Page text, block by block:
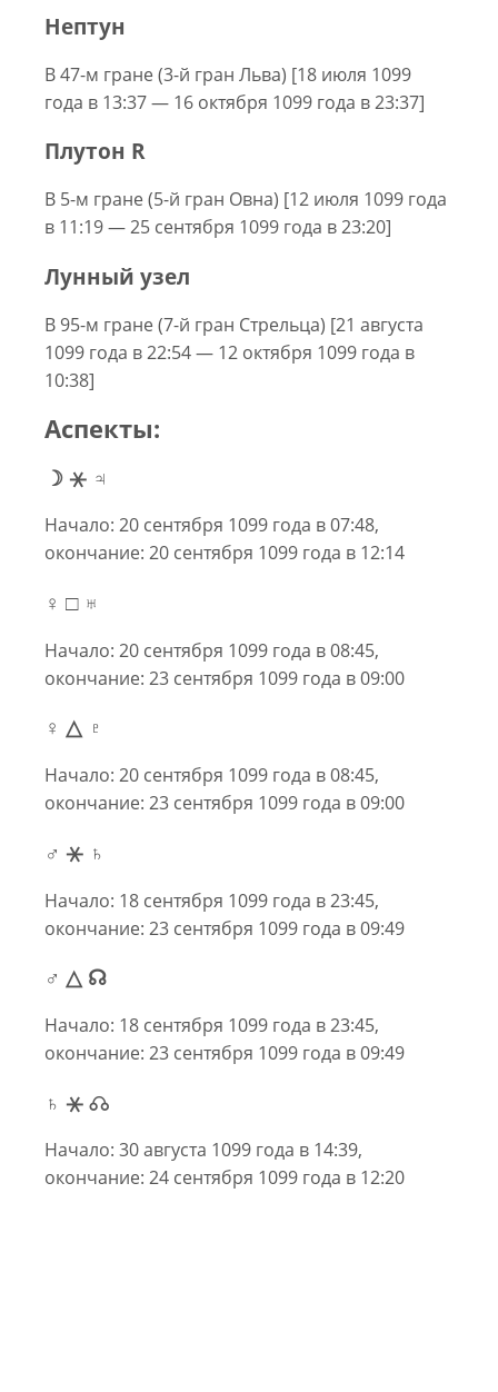
Нептун
В 47-м гране (3-й гран Льва) [18 июля 1099
года в 13:37 — 16 октября 1099 года в 23:37]
Плутон R
В 5-м гране (5-й гран Овна) [12 июля 1099 года
в 11:19 — 25 сентября 1099 года в 23:20]
Лунный узел
В 95-м гране (7-й гран Стрельца) [21 августа
1099 года в 22:54 — 12 октября 1099 года в
10:38]
Аспекты:
☽ ⚹ ♃
Начало: 20 сентября 1099 года в 07:48,
окончание: 20 сентября 1099 года в 12:14
♀ □ ♅
Начало: 20 сентября 1099 года в 08:45,
окончание: 23 сентября 1099 года в 09:00
♀ △ ♇
Начало: 20 сентября 1099 года в 08:45,
окончание: 23 сентября 1099 года в 09:00
♂ ⚹ ♄
Начало: 18 сентября 1099 года в 23:45,
окончание: 23 сентября 1099 года в 09:49
♂ △ ☊
Начало: 18 сентября 1099 года в 23:45,
окончание: 23 сентября 1099 года в 09:49
♄ ⚹ ☊
Начало: 30 августа 1099 года в 14:39,
окончание: 24 сентября 1099 года в 12:20